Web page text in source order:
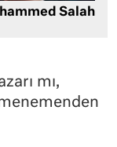
Salah
mı,
menemenden